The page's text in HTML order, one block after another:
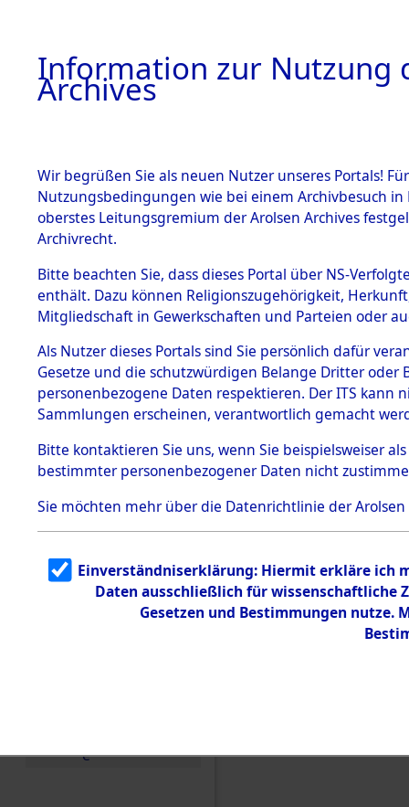
BESTÄNDE
1.
mente
5. Verschiedenes
5.3
Todesmärsche
5.3.1 Alliierte
Erhebungen
zu
Todesmärsch
en
5.3.2
g
5.3.3
Todesmärsch
e
Siegen→
Einen Kommentar
Information zur Nutzung
Archives
Wir begrüßen Sie als neuen Nutzer unseres Portals!
Nutzungsbedingungen wie bei einem Archivbesuch
oberstes Leitungsgremium der Arolsen Archives
Archivrecht.
Bitte beachten Sie, dass dieses Portal über NS-
enthält. Dazu können Religionszugehörigkeit,
Mitgliedschaft in Gewerkschaften und Parteien oder
Als Nutzer dieses Portals sind Sie persönlich dafür
Gesetze und die schutzwürdigen Belange Dritter
personenbezogene Daten respektieren. Der ITS
Sammlungen erscheinen, verantwortlich gemacht
Bitte kontaktieren Sie uns, wenn Sie beispielsweiser
bestimmter personenbezogener Daten nicht
Sie möchten mehr über die Datenrichtlinie der Arolsen
Einverständniserklärung: Hiermit erkläre ich
Daten ausschließlich für wissenschaftliche
Gesetzen und Bestimmungen nutze.